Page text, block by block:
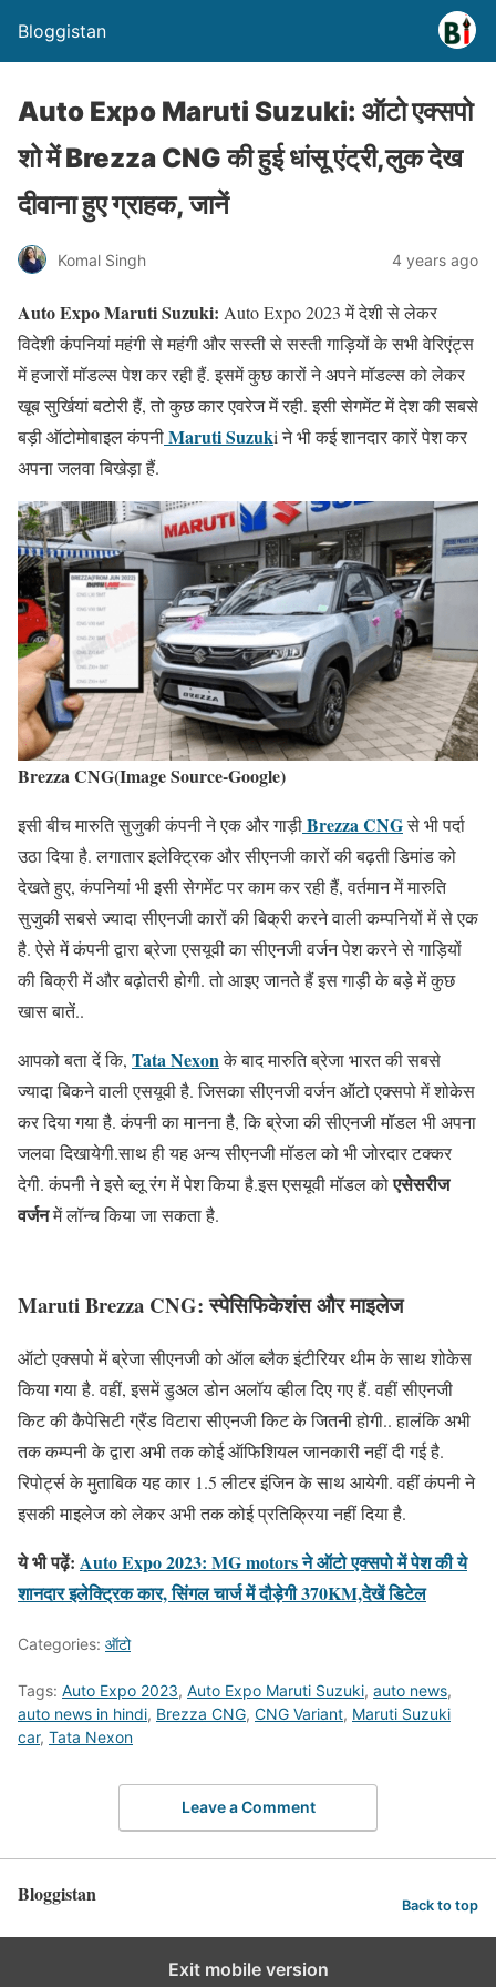
Bloggistan
Auto Expo Maruti Suzuki: ऑटो एक्सपो
शो में Brezza CNG की हुई धांसू एंट्री,लुक देख
दीवाना हुए ग्राहक, जानें
Komal Singh 4 years ago
Auto Expo Maruti Suzuki: Auto Expo 2023 में देशी से लेकर
विदेशी कंपनियां महंगी से महंगी और सस्ती से सस्ती गाड़ियों के सभी वेरिएंट्स
में हजारों मॉडल्स पेश कर रही हैं. इसमें कुछ कारों ने अपने मॉडल्स को लेकर
खूब सुर्खियां बटोरी हैं, तो कुछ कार एवरेज में रही. इसी सेगमेंट में देश की सबसे
बड़ी ऑटोमोबाइल कंपनीMaruti Suzuki ने भी कई शानदार कारें पेश कर
अपना जलवा बिखेड़ा हैं.
Brezza CNG(Image Source-Google)
इसी बीच मारुति सुजुकी कंपनी ने एक और गाड़ीBrezza CNGसे भी पर्दा
उठा दिया है. लगातार इलेक्ट्रिक और सीएनजी कारों की बढ़ती डिमांड को
देखते हुए, कंपनियां भी इसी सेगमेंट पर काम कर रही हैं, वर्तमान में मारुति
सुजुकी सबसे ज्यादा सीएनजी कारों की बिक्री करने वाली कम्पनियों में से एक
है. ऐसे में कंपनी द्वारा ब्रेजा एसयूवी का सीएनजी वर्जन पेश करने से गाड़ियों
की बिक्री में और बढ़ोतरी होगी. तो आइए जानते हैं इस गाड़ी के बड़े में कुछ
खास बातें..
आपको बता दें कि, Tata Nexonके बाद मारुति ब्रेजा भारत की सबसे
ज्यादा बिकने वाली एसयूवी है. जिसका सीएनजी वर्जन ऑटो एक्सपो में शोकेस
कर दिया गया है. कंपनी का मानना है, कि ब्रेजा की सीएनजी मॉडल भी अपना
जलवा दिखायेगी.साथ ही यह अन्य सीएनजी मॉडल को भी जोरदार टक्कर
देगी. कंपनी ने इसे ब्लू रंग में पेश किया है.इस एसयूवी मॉडल कोएसेसरीज
वर्जनमें लॉन्च किया जा सकता है.
Maruti Brezza CNG: स्पेसिफिकेशंस और माइलेज
ऑटो एक्सपो में ब्रेजा सीएनजी को ऑल ब्लैक इंटीरियर थीम के साथ शोकेस
किया गया है. वहीं, इसमें डुअल डोन अलॉय व्हील दिए गए हैं. वहीं सीएनजी
किट की कैपेसिटी ग्रैंड विटारा सीएनजी किट के जितनी होगी.. हालंकि अभी
तक कम्पनी के द्वारा अभी तक कोई ऑफिशियल जानकारी नहीं दी गई है.
रिपोर्ट्स के मुताबिक यह कार 1.5 लीटर इंजिन के साथ आयेगी. वहीं कंपनी ने
इसकी माइलेज को लेकर अभी तक कोई प्रतिक्रिया नहीं दिया है.
ये भी पढ़ें: Auto Expo 2023: MG motors ने ऑटो एक्सपो में पेश की ये
शानदार इलेक्ट्रिक कार, सिंगल चार्ज में दौड़ेगी 370KM,देखें डिटेल
Categories: ऑटो
Tags: Auto Expo 2023, Auto Expo Maruti Suzuki, auto news,
auto news in hindi, Brezza CNG, CNG Variant, Maruti Suzuki
car, Tata Nexon
Leave a Comment
Bloggistan Back to top
Exit mobile version